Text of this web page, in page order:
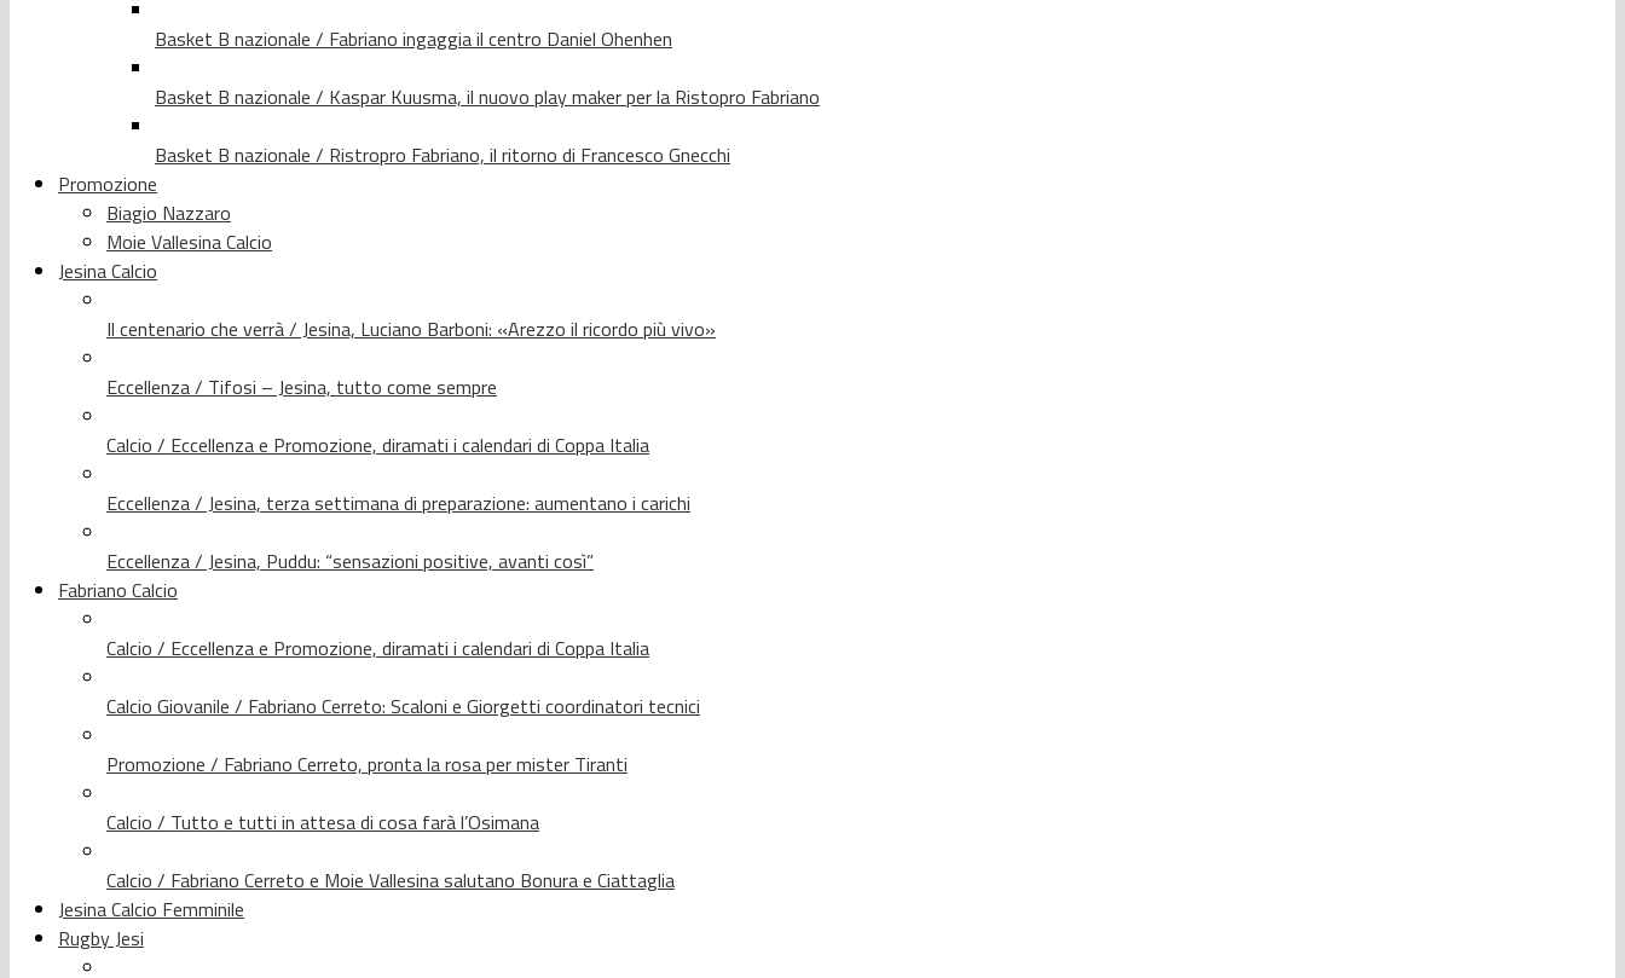
Basket B nazionale / Fabriano ingaggia il centro Daniel Ohenhen
Basket B nazionale / Kaspar Kuusma, il nuovo play maker per la Ristopro Fabriano
Basket B nazionale / Ristropro Fabriano, il ritorno di Francesco Gnecchi
Promozione
Biagio Nazzaro
Moie Vallesina Calcio
Jesina Calcio
Il centenario che verrà / Jesina, Luciano Barboni: «Arezzo il ricordo più vivo»
Eccellenza / Tifosi – Jesina, tutto come sempre
Calcio / Eccellenza e Promozione, diramati i calendari di Coppa Italia
Eccellenza / Jesina, terza settimana di preparazione: aumentano i carichi
Eccellenza / Jesina, Puddu: “sensazioni positive, avanti così”
Fabriano Calcio
Calcio / Eccellenza e Promozione, diramati i calendari di Coppa Italia
Calcio Giovanile / Fabriano Cerreto: Scaloni e Giorgetti coordinatori tecnici
Promozione / Fabriano Cerreto, pronta la rosa per mister Tiranti
Calcio / Tutto e tutti in attesa di cosa farà l’Osimana
Calcio / Fabriano Cerreto e Moie Vallesina salutano Bonura e Ciattaglia
Jesina Calcio Femminile
Rugby Jesi